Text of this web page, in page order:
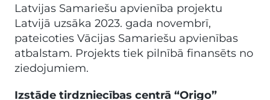
Latvijas Samariešu apvienība projektu
Latvijā uzsāka 2023. gada novembrī,
pateicoties Vācijas Samariešu apvienības
atbalstam. Projekts tiek pilnībā finansēts no
ziedojumiem.
Izstāde tirdzniecības centrā “Origo”